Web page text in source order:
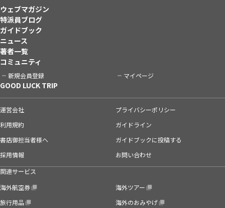
ウェブマガジン
特派員ブログ
ガイドブック
ニュース
著者一覧
コミュニティ
新規会員登録 マイページ
GOOD LUCK TRIP
運営会社
プライバシーポリシー
利用規約
ガイドライン
書店御担当者様へ
ガイドブックに投稿する
採用情報
お問い合わせ
関連サービス
海外航空券
海外ツアー
旅行用品
海外のおみやげ